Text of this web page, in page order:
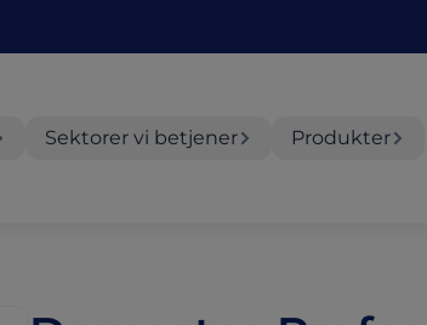
Sektorer vi betjener Produkter